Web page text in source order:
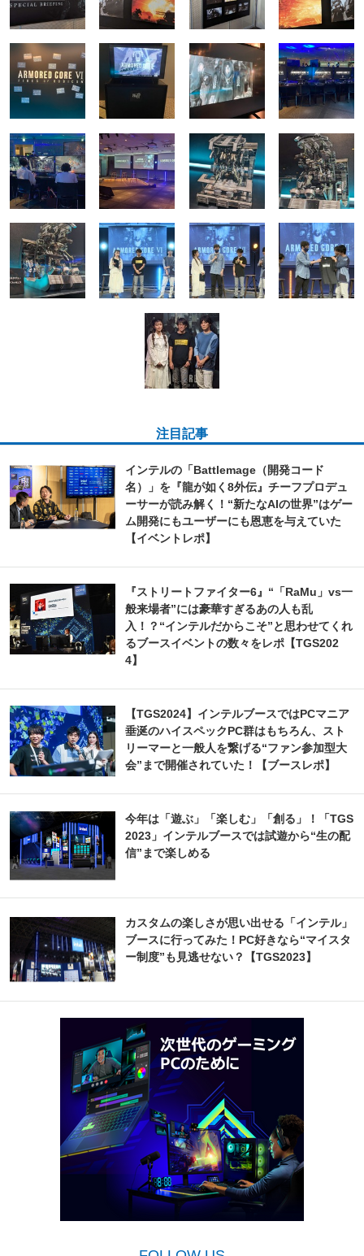
注目記事
インテルの「Battlemage（開発コード
名）」を『龍が如く8外伝』チーフプロデュ
ーサーが読み解く！“新たなAIの世界”はゲー
ム開発にもユーザーにも恩恵を与えていた
【イベントレポ】
『ストリートファイター6』“「RaMu」vs一
般来場者”には豪華すぎるあの人も乱
入！？“インテルだからこそ”と思わせてくれ
るブースイベントの数々をレポ【TGS202
4】
【TGS2024】インテルブースではPCマニア
垂涎のハイスペックPC群はもちろん、スト
リーマーと一般人を繋げる“ファン参加型大
会”まで開催されていた！【ブースレポ】
今年は「遊ぶ」「楽しむ」「創る」！「TGS
2023」インテルブースでは試遊から“生の配
信”まで楽しめる
カスタムの楽しさが思い出せる「インテル」
ブースに行ってみた！PC好きなら“マイスタ
ー制度”も見逃せない？【TGS2023】